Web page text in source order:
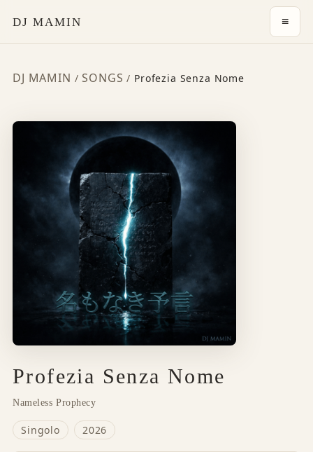
DJ MAMIN ≡
DJ MAMIN /SONGS / Profezia Senza Nome
Profezia Senza Nome
Nameless Prophecy
Singolo 2026